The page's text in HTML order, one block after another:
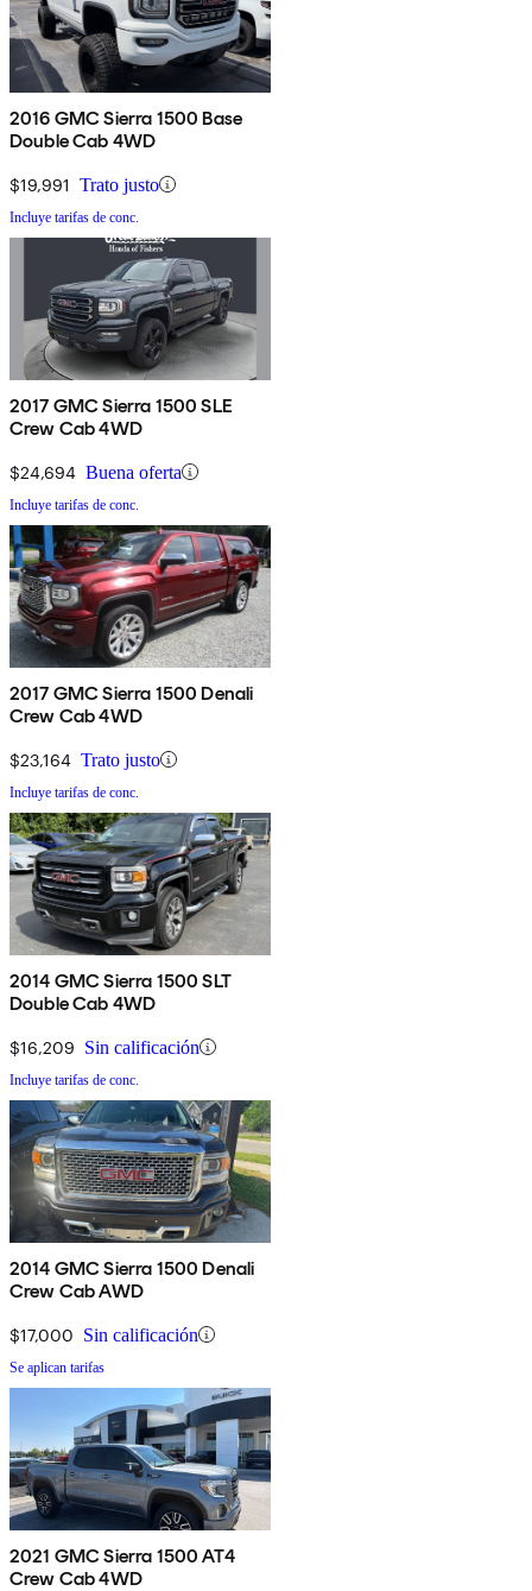
2016 GMC Sierra 1500 Base
Double Cab 4WD
$19,991 Trato justo
Incluye tarifas de conc.
2017 GMC Sierra 1500 SLE
Crew Cab 4WD
$24,694 Buena oferta
Incluye tarifas de conc.
2017 GMC Sierra 1500 Denali
Crew Cab 4WD
$23,164 Trato justo
Incluye tarifas de conc.
2014 GMC Sierra 1500 SLT
Double Cab 4WD
$16,209 Sin calificación
Incluye tarifas de conc.
2014 GMC Sierra 1500 Denali
Crew Cab AWD
$17,000 Sin calificación
Se aplican tarifas
2021 GMC Sierra 1500 AT4
Crew Cab 4WD